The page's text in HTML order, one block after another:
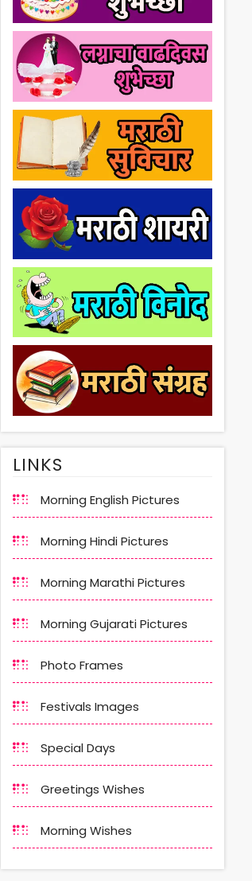
LINKS
Morning English Pictures
Morning Hindi Pictures
Morning Marathi Pictures
Morning Gujarati Pictures
Photo Frames
Festivals Images
Special Days
Greetings Wishes
Morning Wishes